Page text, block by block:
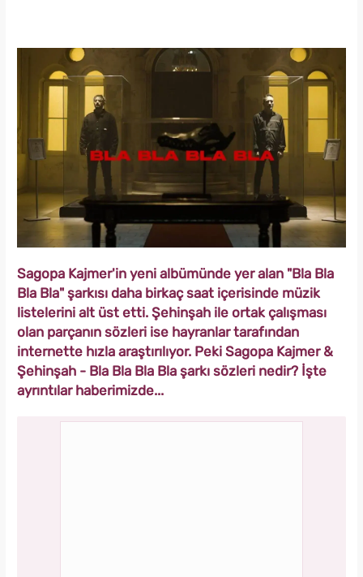
Sagopa Kajmer'in yeni albümünde yer alan "Bla Bla
Bla Bla" şarkısı daha birkaç saat içerisinde müzik
listelerini alt üst etti. Şehinşah ile ortak çalışması
olan parçanın sözleri ise hayranlar tarafından
internette hızla araştırılıyor. Peki Sagopa Kajmer &
Şehinşah - Bla Bla Bla Bla şarkı sözleri nedir? İşte
ayrıntılar haberimizde...